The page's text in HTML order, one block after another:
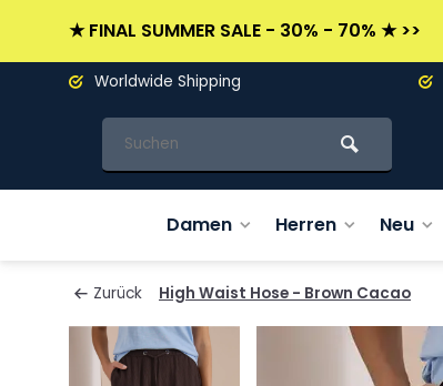
★ FINAL SUMMER SALE - 30% - 70% ★ >>
Worldwide Shipping
Damen Herren Neu
Zurück High Waist Hose - Brown Cacao